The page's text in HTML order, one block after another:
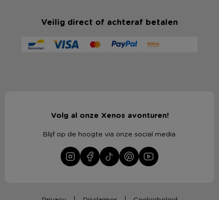
Veilig direct of achteraf betalen
Volg al onze Xenos avonturen!
Blijf op de hoogte via onze social media.